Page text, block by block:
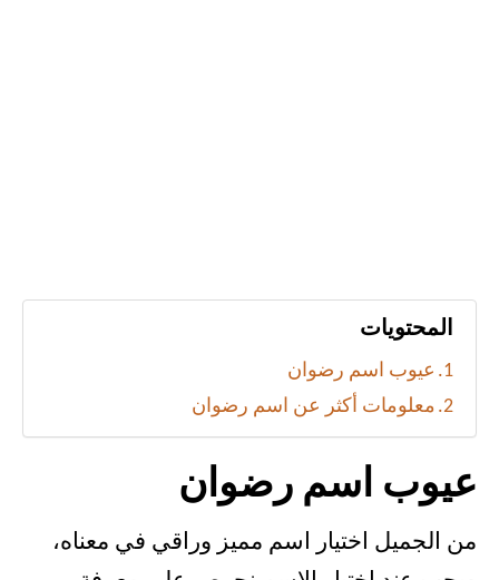
المحتويات
عيوب اسم رضوان
معلومات أكثر عن اسم رضوان
عيوب اسم رضوان
من الجميل اختيار اسم مميز وراقي في معناه،